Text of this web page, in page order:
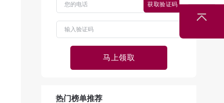
获取验证码
马上领取
热门榜单推荐